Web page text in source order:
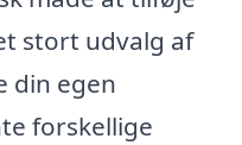
stort udvalg af
din egen
forskellige